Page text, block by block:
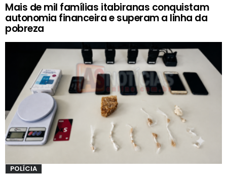
Mais de mil famílias itabiranas conquistam
autonomia financeira e superam a linha da
pobreza
POLÍCIA